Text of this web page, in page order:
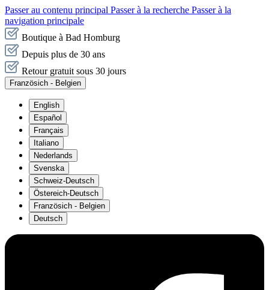
Passer au contenu principal Passer à la recherche Passer à la
navigation principale
Boutique à Bad Homburg
Depuis plus de 30 ans
Retour gratuit sous 30 jours
Französich - Belgien
English
Español
Français
Italiano
Nederlands
Svenska
Schweiz-Deutsch
Östereich-Deutsch
Französich - Belgien
Deutsch